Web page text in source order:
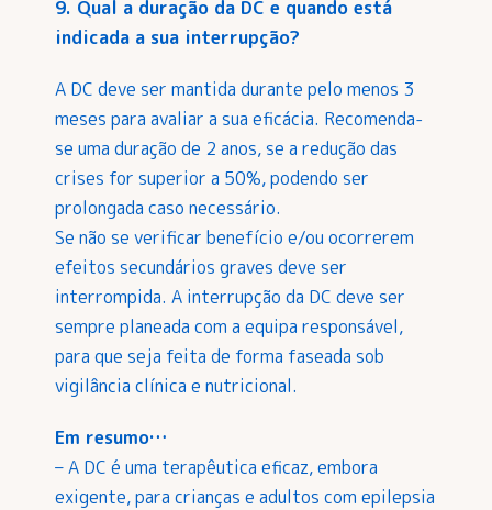
9. Qual a duração da DC e quando está
indicada a sua interrupção?
A DC deve ser mantida durante pelo menos 3
meses para avaliar a sua eficácia. Recomenda-
se uma duração de 2 anos, se a redução das
crises for superior a 50%, podendo ser
prolongada caso necessário.
Se não se verificar benefício e/ou ocorrerem
efeitos secundários graves deve ser
interrompida. A interrupção da DC deve ser
sempre planeada com a equipa responsável,
para que seja feita de forma faseada sob
vigilância clínica e nutricional.
Em resumo…
– A DC é uma terapêutica eficaz, embora
exigente, para crianças e adultos com epilepsia